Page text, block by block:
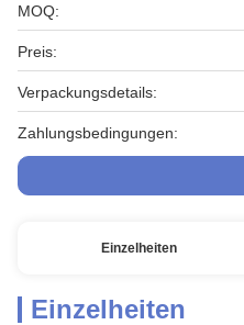
MOQ:
Preis:
Verpackungsdetails:
Zahlungsbedingungen:
Einzelheiten
Einzelheiten